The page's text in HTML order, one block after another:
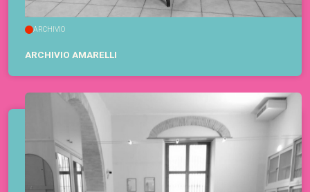
ARCHIVIO
ARCHIVIO AMARELLI